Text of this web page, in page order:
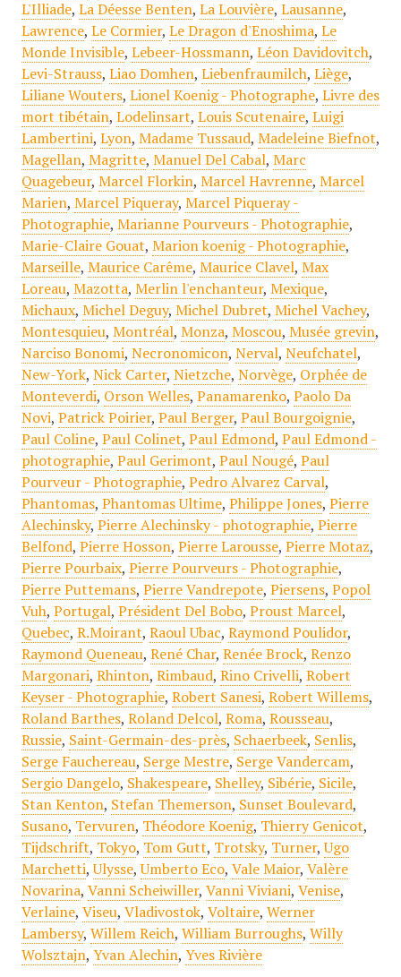
L'Illiade, La Déesse Benten, La Louvière, Lausanne,
Lawrence, Le Cormier, Le Dragon d'Enoshima, Le
Monde Invisible, Lebeer-Hossmann, Léon Davidovitch,
Levi-Strauss, Liao Domhen, Liebenfraumilch, Liège,
Liliane Wouters, Lionel Koenig - Photographe, Livre des
mort tibétain, Lodelinsart, Louis Scutenaire, Luigi
Lambertini, Lyon, Madame Tussaud, Madeleine Biefnot,
Magellan, Magritte, Manuel Del Cabal, Marc
Quagebeur, Marcel Florkin, Marcel Havrenne, Marcel
Marien, Marcel Piqueray, Marcel Piqueray -
Photographie, Marianne Pourveurs - Photographie,
Marie-Claire Gouat, Marion koenig - Photographie,
Marseille, Maurice Carême, Maurice Clavel, Max
Loreau, Mazotta, Merlin l'enchanteur, Mexique,
Michaux, Michel Deguy, Michel Dubret, Michel Vachey,
Montesquieu, Montréal, Monza, Moscou, Musée grevin,
Narciso Bonomi, Necronomicon, Nerval, Neufchatel,
New-York, Nick Carter, Nietzche, Norvège, Orphée de
Monteverdi, Orson Welles, Panamarenko, Paolo Da
Novi, Patrick Poirier, Paul Berger, Paul Bourgoignie,
Paul Coline, Paul Colinet, Paul Edmond, Paul Edmond -
photographie, Paul Gerimont, Paul Nougé, Paul
Pourveur - Photographie, Pedro Alvarez Carval,
Phantomas, Phantomas Ultime, Philippe Jones, Pierre
Alechinsky, Pierre Alechinsky - photographie, Pierre
Belfond, Pierre Hosson, Pierre Larousse, Pierre Motaz,
Pierre Pourbaix, Pierre Pourveurs - Photographie,
Pierre Puttemans, Pierre Vandrepote, Piersens, Popol
Vuh, Portugal, Président Del Bobo, Proust Marcel,
Quebec, R.Moirant, Raoul Ubac, Raymond Poulidor,
Raymond Queneau, René Char, Renée Brock, Renzo
Margonari, Rhinton, Rimbaud, Rino Crivelli, Robert
Keyser - Photographie, Robert Sanesi, Robert Willems,
Roland Barthes, Roland Delcol, Roma, Rousseau,
Russie, Saint-Germain-des-près, Schaerbeek, Senlis,
Serge Fauchereau, Serge Mestre, Serge Vandercam,
Sergio Dangelo, Shakespeare, Shelley, Sibérie, Sicile,
Stan Kenton, Stefan Themerson, Sunset Boulevard,
Susano, Tervuren, Théodore Koenig, Thierry Genicot,
Tijdschrift, Tokyo, Tom Gutt, Trotsky, Turner,Ugo
Marchetti,Ulysse,Umberto Eco, Vale Maior, Valère
Novarina, Vanni Scheiwiller, Vanni Viviani, Venise,
Verlaine, Viseu, Vladivostok, Voltaire, Werner
Lambersy, Willem Reich, William Burroughs, Willy
Wolsztajn, Yvan Alechin, Yves Rivière